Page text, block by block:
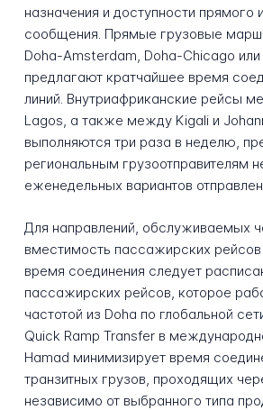
назначения и доступности прямого
сообщения. Прямые грузовые
Doha-Amsterdam, Doha-Chicago
предлагают кратчайшее время
линий. Внутриафриканские рейсы
Lagos, а также между Kigali и
выполняются три раза в неделю,
региональным грузоотправителям
еженедельных вариантов
Для направлений, обслуживаемых
вместимость пассажирских
время соединения следует
пассажирских рейсов, которое
частотой из Doha по глобальной
Quick Ramp Transfer в
Hamad минимизирует время
транзитных грузов, проходящих
независимо от выбранного типа